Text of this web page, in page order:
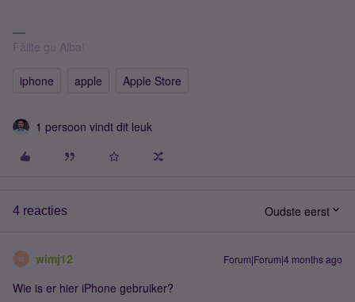
Fàilte gu Alba!
iphone apple Apple Store
1 persoon vindt dit leuk
4 reacties Oudste eerst
W wimj12 Forum|Forum|4 months ago
Wie is er hier iPhone gebruiker?